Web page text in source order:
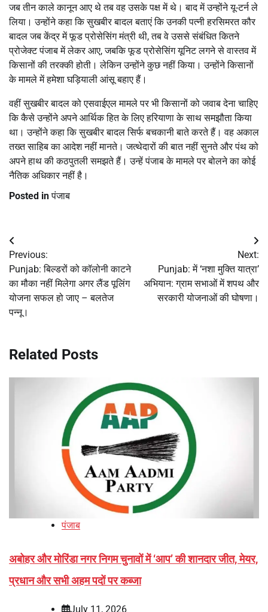
जब तीन काले कानून आए थे तब वह उसके पक्ष में थे। बाद में उन्होंने यू-टर्न ले
लिया। उन्होंने कहा कि सुखबीर बादल बताएं कि उनकी पत्नी हरसिमरत कौर
बादल जब केंद्र में फूड प्रोसेसिंग मंत्री थी, तब वे उससे संबंधित कितने
प्रोजेक्ट पंजाब में लेकर आए, जबकि फूड प्रोसेसिंग यूनिट लगने से वास्तव में
किसानों की तरक्की होती। लेकिन उन्होंने कुछ नहीं किया। उन्होंने किसानों
के मामले में हमेशा घड़ियाली आंसू बहाए हैं।
वहीं सुखबीर बादल को एसवाईएल मामले पर भी किसानों को जवाब देना चाहिए
कि कैसे उन्होंने अपने आर्थिक हित के लिए हरियाणा के साथ समझौता किया
था। उन्होंने कहा कि सुखबीर बादल सिर्फ बचकानी बाते करते हैं। वह अकाल
तख्त साहिब का आदेश नहीं मानते। जत्थेदारों की बात नहीं सुनते और पंथ को
अपने हाथ की कठपुतली समझते हैं। उन्हें पंजाब के मामले पर बोलने का कोई
नैतिक अधिकार नहीं है।
Posted inपंजाब
Post
navigation
Previous:
Punjab: बिल्डरों को कॉलोनी काटने
का मौका नहीं मिलेगा अगर लैंड पूलिंग
योजना सफल हो जाए – बलतेज
पन्नू।
Next:
Punjab: में ‘नशा मुक्ति यात्रा’
अभियान: ग्राम सभाओं में शपथ और
सरकारी योजनाओं की घोषणा।
Related Posts
पंजाब
अबोहर और मोरिंडा नगर निगम चुनावों में ‘आप’ की शानदार जीत, मेयर,
प्रधान और सभी अहम पदों पर कब्जा
July 11, 2026